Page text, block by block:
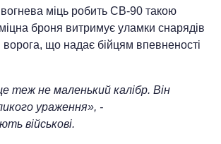
міць робить СВ-90 такою
броня витримує уламки снарядів
ворога, що надає бійцям впевненості
теж не маленький калібр. Він
ураження», -
військові.